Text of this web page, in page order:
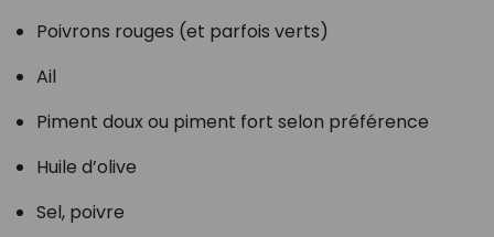
Poivrons rouges (et parfois verts)
Ail
Piment doux ou piment fort selon préférence
Huile d’olive
Sel, poivre